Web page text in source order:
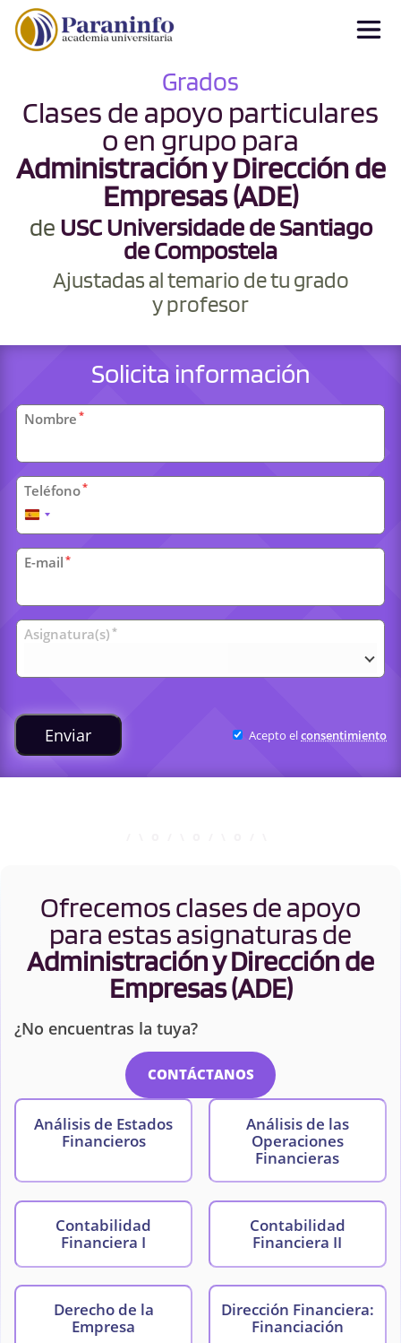
Grados
Clases de apoyo particulares
o en grupo para
Administración y Dirección de
Empresas (ADE)
de USC Universidade de Santiago
de Compostela
Ajustadas al temario de tu grado
y profesor
Solicita información
Datos
personales
Nombre *
Teléfono*
España
+34
E-mail *
Clases
universitarias
Asignatura(s) *
Enviar Acepto elconsentimiento
Ofrecemos clases de apoyo
para estas asignaturas de
Administración y Dirección de
Empresas (ADE)
¿No encuentras la tuya?
CONTÁCTANOS
Análisis de Estados
Financieros
Análisis de las
Operaciones
Financieras
Contabilidad
Financiera I
Contabilidad
Financiera II
Derecho de la
Empresa
Dirección Financiera:
Financiación